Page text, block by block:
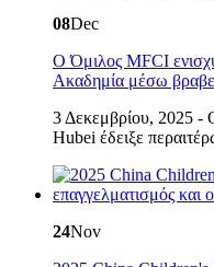
08Dec
Ο Όμιλος MFCI
Ακαδημία μέσω
3 Δεκεμβρίου, 2025
Hubei έδειξε
24Nov